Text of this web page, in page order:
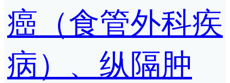
癌（食管外科疾
病）、纵隔肿